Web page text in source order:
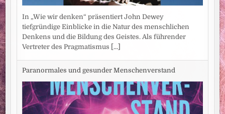
In „Wie wir denken“ präsentiert John Dewey
tiefgründige Einblicke in die Natur des menschlichen
Denkens und die Bildung des Geistes. Als führender
Vertreter des Pragmatismus [...]
Paranormales und gesunder Menschenverstand